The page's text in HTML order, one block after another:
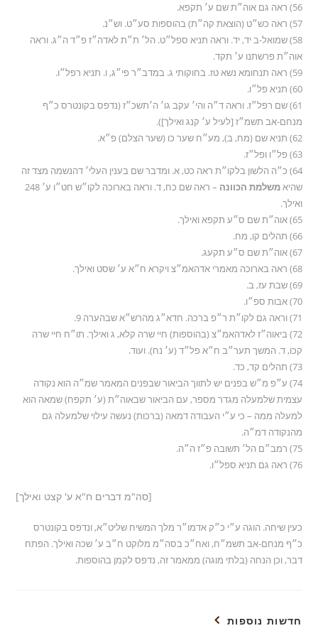
56) ראה גם אוה״ת שם ע׳ תקפא.
57) ראה כש״ט (הוצאת קה״ת) בהוספות סע״ט. וש״נ.
58) שמואל-ב יד, יד. וראה תניא ספל״ט. הל׳ ת״ת לאדה״ז פ״ד ה״ג. וראה
אוה״ת פרשתנו ע׳ תקד.
59) ראה תנחומא נשא טז. בחוקותי ג. במדב״ר פי״ג, ו. תניא רפל״ו.
60) תניא פל״ו.
61) שם רפל״ז. וראה ד״ה והי׳ עקב גו׳ ה׳תשכ״ז (נדפס בקונטרס כ״ף
מנחם-אב תשמ״ז [לעיל ע׳ קנג ואילך]).
62) תניא שם (מח, ב), מע״ח שער כו (שער הצלם) פ״א.
63) פל״ו ופל״ז.
64) כ״ה הלשון בלקו״ת ראה כט, א. ומדבר שם בענין העלי׳ דהנשמה מצד זה
שהיאמשלמת הכוונה
– ראה שם כח, ד. וראה בארוכה לקו״ש חט״ו ע׳ 248
ואילך.
65) אוה״ת שם ס״ע תקפא ואילך.
66) תהלים קו, מח.
67) אוה״ת שם ס״ע תקעג.
68) ראה בארוכה מאמרי אדהאמ״צ ויקרא ח״א ע׳ שסט ואילך.
69) שבת עז, ב.
70) אבות ספ״ו.
71) וראה גם לקו״ת ר״פ ברכה. חדא״ג מהרש״א שבהערה 9.
72) ביאוה״ז לאדהאמ״צ (בהוספות) חיי שרה קלא, ג ואילך. תו״ח חיי שרה
קכו, ד. המשך תער״ב ח״א פל״ד (ע׳ נח). ועוד.
73) תהלים קד, כד.
74) ע״פ מ״ש בפנים יש לתווך הביאור שבפנים המאמר שמ״ה הוא נקודה
עצמית שלמעלה מגדר מספר, עם הביאור שבאוה״ת (ע׳ תקפח) שמאה הוא
למעלה ממה – כי ע״י העבודה דמאה (ברכות) נעשה עילוי שלמעלה גם
מהנקודה דמ״ה.
75) רמב״ם הל׳ תשובה פ״ז ה״ה.
76) ראה גם תניא ספל״ו.
[סה"מ דברים ח"א ע' קצט ואילך]
כעין שיחה. הוגה ע״י כ״ק אדמו״ר מלך המשיח שליט״א, ונדפס בקונטרס
כ״ף מנחם-אב תשמ״ח, ואח״כ בסה״מ מלוקט ח״ב ע׳ שכה ואילך. הפתח
דבר, וכן הנחה (בלתי מוגה) ממאמר זה, נדפס לקמן בהוספות.
חדשות נוספות